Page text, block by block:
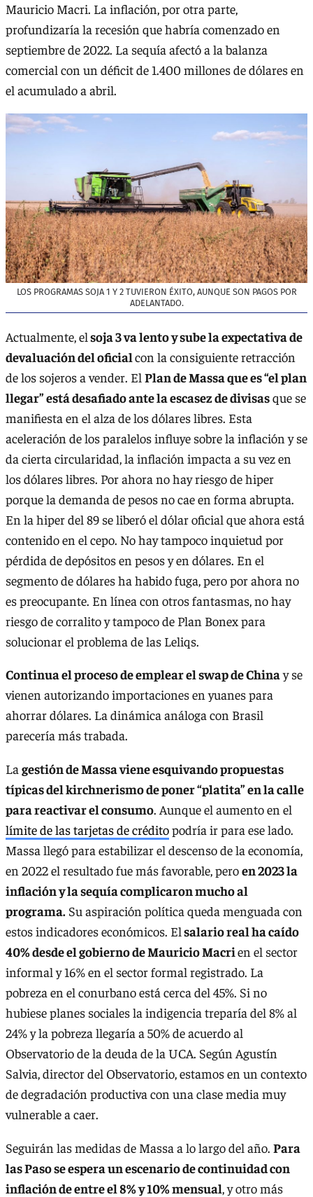
Mauricio Macri. La inflación, por otra parte,
profundizaría la recesión que habría comenzado en
septiembre de 2022. La sequía afectó a la balanza
comercial con un déficit de 1.400 millones de dólares en
el acumulado a abril.
LOS PROGRAMAS SOJA 1 Y 2 TUVIERON ÉXITO, AUNQUE SON PAGOS POR
ADELANTADO.
Actualmente, elsoja 3 va lento y sube la expectativa de
devaluación del oficialcon la consiguiente retracción
de los sojeros a vender. El Plan de Massa que es “el plan
llegar” está desafiado ante la escasez de divisasque se
manifiesta en el alza de los dólares libres. Esta
aceleración de los paralelos influye sobre la inflación y se
da cierta circularidad, la inflación impacta a su vez en
los dólares libres. Por ahora no hay riesgo de hiper
porque la demanda de pesos no cae en forma abrupta.
En la hiper del 89 se liberó el dólar oficial que ahora está
contenido en el cepo. No hay tampoco inquietud por
pérdida de depósitos en pesos y en dólares. En el
segmento de dólares ha habido fuga, pero por ahora no
es preocupante. En línea con otros fantasmas, no hay
riesgo de corralito y tampoco de Plan Bonex para
solucionar el problema de las Leliqs.
Continua el proceso de emplear el swap de Chinay se
vienen autorizando importaciones en yuanes para
ahorrar dólares. La dinámica análoga con Brasil
parecería más trabada.
La gestión de Massa viene esquivando propuestas
típicas del kirchnerismo de poner “platita” en la calle
para reactivar el consumo. Aunque el aumento en el
límite de las tarjetas de créditopodría ir para ese lado.
Massa llegó para estabilizar el descenso de la economía,
en 2022 el resultado fue más favorable, peroen 2023 la
inflación y la sequía complicaron mucho al
programa. Su aspiración política queda menguada con
estos indicadores económicos. Elsalario real ha caído
40% desde el gobierno de Mauricio Macrien el sector
informal y 16% en el sector formal registrado. La
pobreza en el conurbano está cerca del 45%. Si no
hubiese planes sociales la indigencia treparía del 8% al
24% y la pobreza llegaría a 50% de acuerdo al
Observatorio de la deuda de la UCA. Según Agustín
Salvia, director del Observatorio, estamos en un contexto
de degradación productiva con una clase media muy
vulnerable a caer.
Seguirán las medidas de Massa a lo largo del año. Para
las Paso se espera un escenario de continuidad con
inflación de entre el 8% y 10% mensual , y otro más